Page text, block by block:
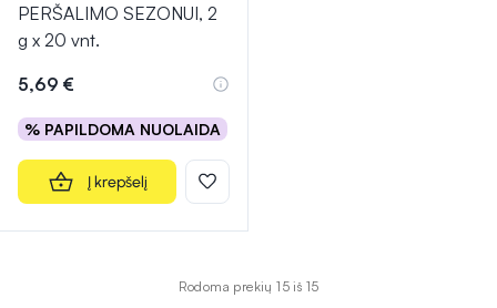
PERŠALIMO SEZONUI, 2
g x 20 vnt.
5,69 €
% PAPILDOMA NUOLAIDA
Į krepšelį
Rodoma prekių 15 iš 15